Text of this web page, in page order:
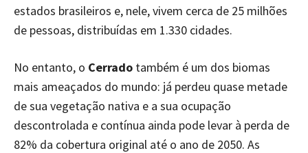
estados brasileiros e, nele, vivem cerca de 25 milhões
de pessoas, distribuídas em 1.330 cidades.
No entanto, o Cerrado também é um dos biomas
mais ameaçados do mundo: já perdeu quase metade
de sua vegetação nativa e a sua ocupação
descontrolada e contínua ainda pode levar à perda de
82% da cobertura original até o ano de 2050. As